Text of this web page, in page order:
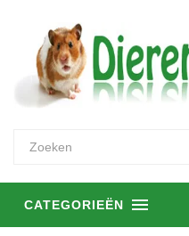
CATEGORIEËN